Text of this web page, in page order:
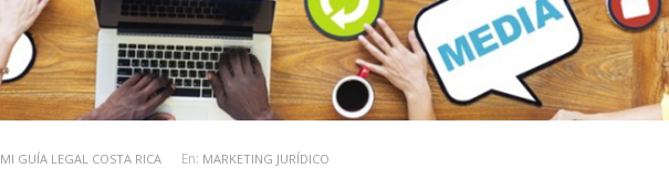
MI GUÍA LEGAL COSTA RICA En: MARKETING JURÍDICO